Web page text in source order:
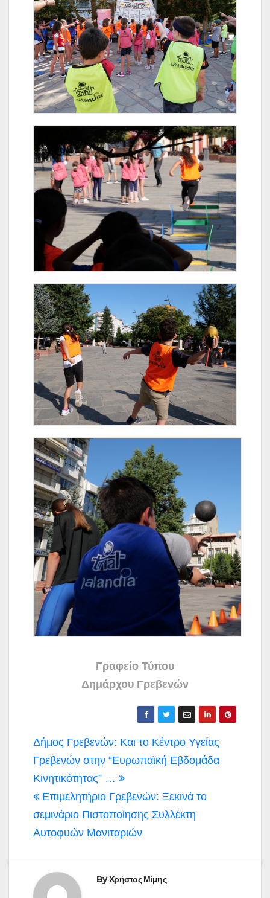
Γραφείο Τύπου
Δημάρχου Γρεβενών
Πλοήγηση
άρθρων
Δήμος Γρεβενών: Και το Κέντρο Υγείας
Γρεβενών στην “Ευρωπαϊκή Εβδομάδα
Κινητικότητας” …
Επιμελητήριο Γρεβενών: Ξεκινά το
σεμινάριο Πιστοποίησης Συλλέκτη
Αυτοφυών Μανιταριών
ByΧρήστος Μίμης